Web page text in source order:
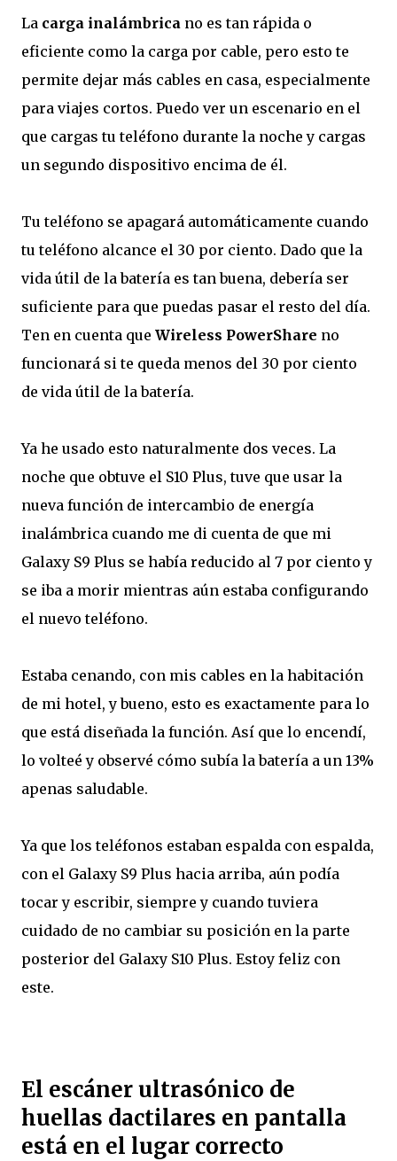
La carga inalámbrica no es tan rápida o
eficiente como la carga por cable, pero esto te
permite dejar más cables en casa, especialmente
para viajes cortos. Puedo ver un escenario en el
que cargas tu teléfono durante la noche y cargas
un segundo dispositivo encima de él.
Tu teléfono se apagará automáticamente cuando
tu teléfono alcance el 30 por ciento. Dado que la
vida útil de la batería es tan buena, debería ser
suficiente para que puedas pasar el resto del día.
Ten en cuenta que Wireless PowerShare no
funcionará si te queda menos del 30 por ciento
de vida útil de la batería.
Ya he usado esto naturalmente dos veces. La
noche que obtuve el S10 Plus, tuve que usar la
nueva función de intercambio de energía
inalámbrica cuando me di cuenta de que mi
Galaxy S9 Plus se había reducido al 7 por ciento y
se iba a morir mientras aún estaba configurando
el nuevo teléfono.
Estaba cenando, con mis cables en la habitación
de mi hotel, y bueno, esto es exactamente para lo
que está diseñada la función. Así que lo encendí,
lo volteé y observé cómo subía la batería a un 13%
apenas saludable.
Ya que los teléfonos estaban espalda con espalda,
con el Galaxy S9 Plus hacia arriba, aún podía
tocar y escribir, siempre y cuando tuviera
cuidado de no cambiar su posición en la parte
posterior del Galaxy S10 Plus. Estoy feliz con
este.
El escáner ultrasónico de
huellas dactilares en pantalla
está en el lugar correcto